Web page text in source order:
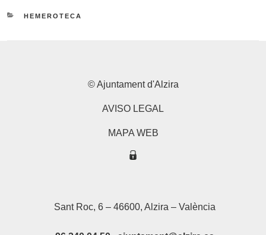
CATEGORIES
HEMEROTECA
© Ajuntament d'Alzira
AVISO LEGAL
MAPA WEB
Sant Roc, 6 – 46600, Alzira – València